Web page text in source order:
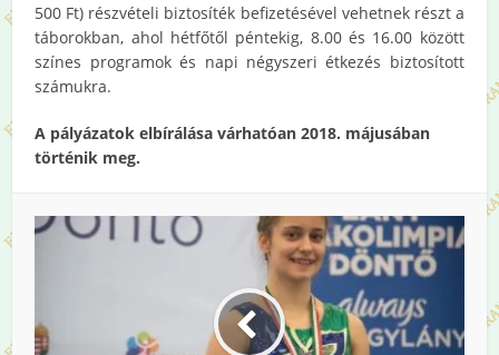
500 Ft) részvételi biztosíték befizetésével vehetnek részt a
táborokban, ahol hétfőtől péntekig, 8.00 és 16.00 között
színes programok és napi négyszeri étkezés biztosított
számukra.
A pályázatok elbírálása várhatóan 2018. májusában
történik meg.